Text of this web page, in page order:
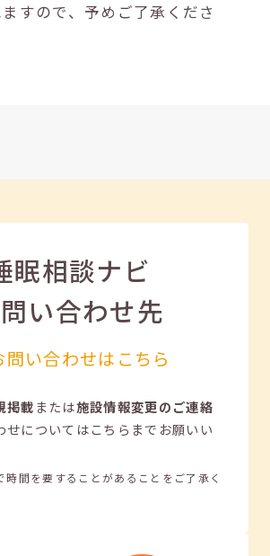
すので、予めご了承くださ
眠相談ナビ
い合わせ先
問い合わせはこちら
掲載または施設情報変更のご連絡
せについてはこちらまでお願いい
時間を要することがあることをご了承く